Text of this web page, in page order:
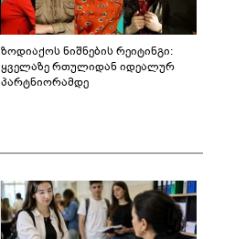
ზოდიაქოს ნიშნების რეიტინგი:
ყველაზე რთულიდან იდეალურ
პარტნიორამდე